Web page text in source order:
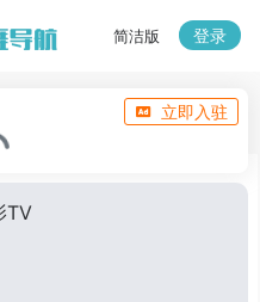
简洁版 登录
立即入驻